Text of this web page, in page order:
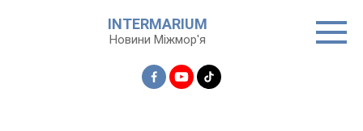
INTERMARIUM
Новини Міжмор'я